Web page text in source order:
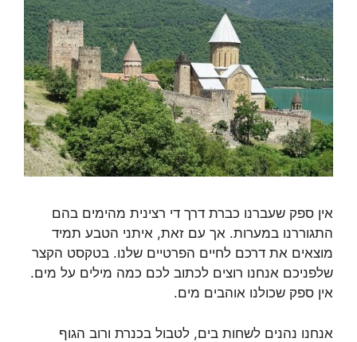
אין ספק שעברנו כברת דרך די רצינית מהימים בהם
התגוררנו במערות. אך עם זאת, איתני הטבע תמיד
מוצאים את דרכם לחיים הפרטיים שלנו. בטקסט הקצר
שלפניכם אנחנו רוצים לכתוב לכם כמה מילים על מים.
אין ספק שכולנו אוהבים מים.
אנחנו נהנים לשחות בים, לטבול בכנרת ורוב הגוף